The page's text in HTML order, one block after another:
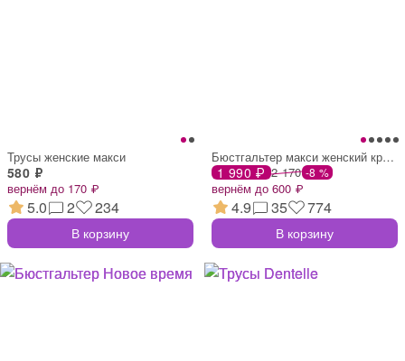
Трусы женские макси
580 ₽
вернём до 170 ₽
5.0 2 234
В корзину
Бюстгальтер макси женский кружевной
1 990 ₽ 2 170 -8 %
вернём до 600 ₽
4.9 35 774
В корзину